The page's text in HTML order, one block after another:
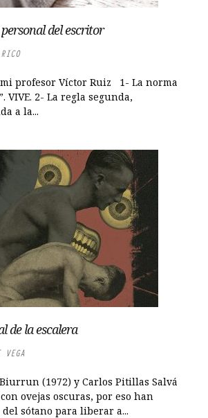
del escritor
profesor Víctor Ruiz 1- La norma
VIVE. 2- La regla segunda,
a la...
de la escalera
VEGA
(1972) y Carlos Pitillas Salvá
ovejas oscuras, por eso han
sótano para liberar a...